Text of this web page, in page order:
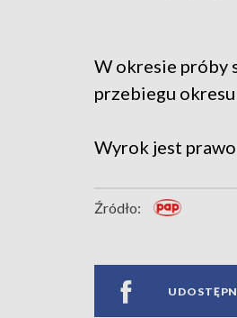
W okresie próby
przebiegu
Wyrok jest
Źródło: